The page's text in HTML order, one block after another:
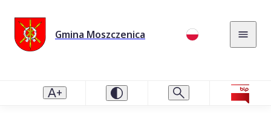
Gmina Moszczenica